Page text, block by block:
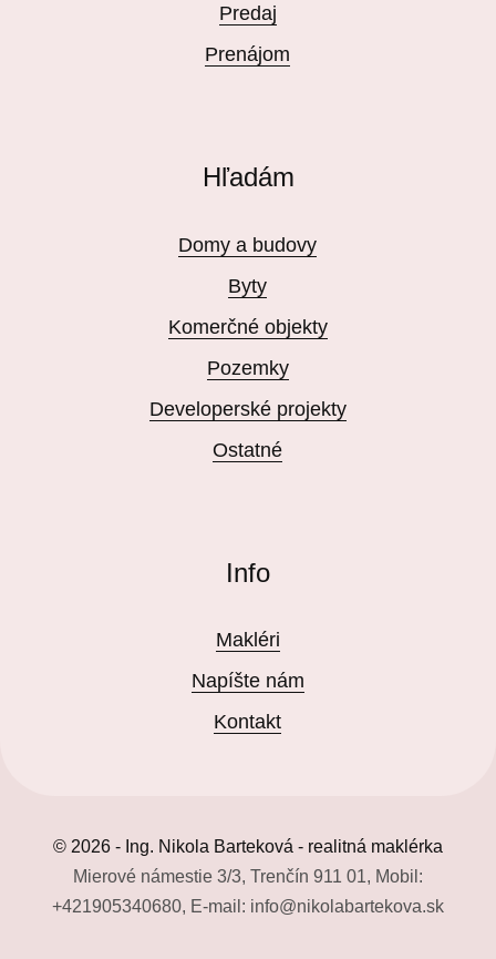
Predaj
Prenájom
Hľadám
Domy a budovy
Byty
Komerčné objekty
Pozemky
Developerské projekty
Ostatné
Info
Makléri
Napíšte nám
Kontakt
© 2026 - Ing. Nikola Barteková - realitná maklérka
Mierové námestie 3/3, Trenčín 911 01, Mobil:
+421905340680, E-mail: info@nikolabartekova.sk